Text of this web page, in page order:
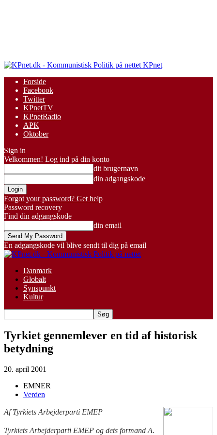
KPnet
Forside
Facebook
Twitter
KPnetTV
KPnetRadio
APK
Oktober
Sign in
Velkommen! Log ind på din konto
dit brugernavn
din adgangskode
Forgot your password? Get help
Password recovery
Find din adgangskode
din email
En adgangskode vil blive sendt til dig på email
Danmark
Globalt
Synspunkt
Kultur
Tyrkiet gennemlever en tid af historisk
betydning
20. april 2001
EMNER
Verden
Af Tyrkiets Arbejderparti EMEP
Tyrkiets Arbejderparti EMEP og dets formand A.